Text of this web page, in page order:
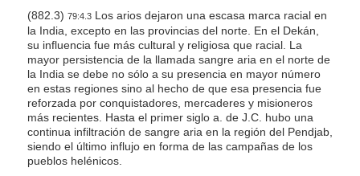
(882.3) 79:4.3Los arios dejaron una escasa marca racial en
la India, excepto en las provincias del norte. En el Dekán,
su influencia fue más cultural y religiosa que racial. La
mayor persistencia de la llamada sangre aria en el norte de
la India se debe no sólo a su presencia en mayor número
en estas regiones sino al hecho de que esa presencia fue
reforzada por conquistadores, mercaderes y misioneros
más recientes. Hasta el primer siglo a. de J.C. hubo una
continua infiltración de sangre aria en la región del Pendjab,
siendo el último influjo en forma de las campañas de los
pueblos helénicos.